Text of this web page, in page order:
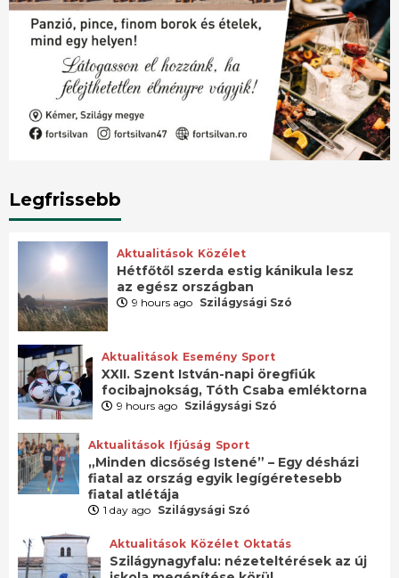
Legfrissebb
Aktualitások Közélet
Hétfőtől szerda estig kánikula lesz
az egész országban
9 hours ago Szilágysági Szó
Aktualitások Esemény Sport
XXII. Szent István-napi öregfiúk
focibajnokság, Tóth Csaba emléktorna
9 hours ago Szilágysági Szó
Aktualitások Ifjúság Sport
„Minden dicsőség Istené” – Egy désházi
fiatal az ország egyik legígéretesebb
fiatal atlétája
1 day ago Szilágysági Szó
Aktualitások Közélet Oktatás
Szilágynagyfalu: nézeteltérések az új